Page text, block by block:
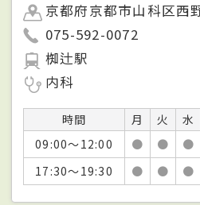
京都府京都市山科区西
075-592-0072
椥辻駅
内科
時間 月 火 水
09:00～12:00
● ● ●
17:30～19:30
● ● ●